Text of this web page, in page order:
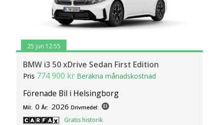
25 jun 12:55
BMW i3 50 xDrive Sedan First Edition
Pris 774 900 kr Beräkna månadskostnad
Förenade Bil i Helsingborg
Mil: 0 År: 2026 Drivmedel:
Gratis historik